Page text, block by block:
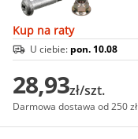
Kup na raty
U ciebie: pon. 10.08
28,93zł/szt.
Darmowa dostawa od 250 zł